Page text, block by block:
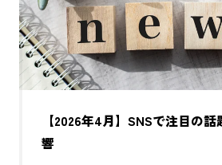
【2026年4月】SNSで注目の
響